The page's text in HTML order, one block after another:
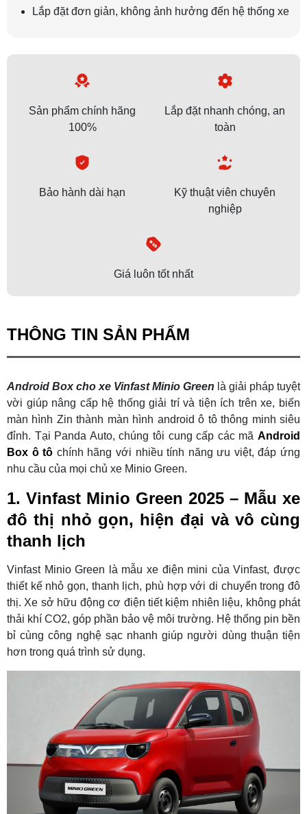
Lắp đặt đơn giản, không ảnh hưởng đến hệ thống xe
Sản phẩm chính hãng
100%
Lắp đặt nhanh chóng, an
toàn
Bảo hành dài hạn
Kỹ thuật viên chuyên
nghiệp
Giá luôn tốt nhất
THÔNG TIN SẢN PHẨM
Android Box cho xe Vinfast Minio Green là giải pháp tuyệt
vời giúp nâng cấp hệ thống giải trí và tiện ích trên xe, biến
màn hình Zin thành màn hình android ô tô thông minh siêu
đỉnh. Tại Panda Auto, chúng tôi cung cấp các mã Android
Box ô tô chính hãng với nhiều tính năng ưu việt, đáp ứng
nhu cầu của mọi chủ xe Minio Green.
1. Vinfast Minio Green 2025 – Mẫu xe
đô thị nhỏ gọn, hiện đại và vô cùng
thanh lịch
Vinfast Minio Green là mẫu xe điện mini của Vinfast, được
thiết kế nhỏ gọn, thanh lịch, phù hợp với di chuyển trong đô
thị. Xe sở hữu động cơ điện tiết kiệm nhiên liệu, không phát
thải khí CO2, góp phần bảo vệ môi trường. Hệ thống pin bền
bỉ cùng công nghệ sạc nhanh giúp người dùng thuận tiện
hơn trong quá trình sử dụng.